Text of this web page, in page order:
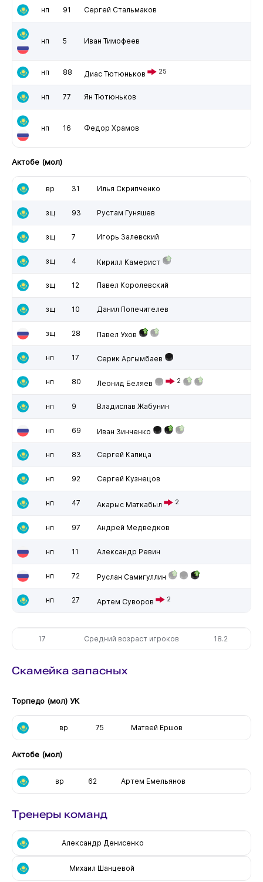
нп 91 Сергей Стальмаков
нп 5 Иван Тимофеев
нп 88 Диас Тютюньков 25
нп 77 Ян Тютюньков
нп 16 Федор Храмов
Актобе (мол)
вр 31 Илья Скрипченко
зщ 93 Рустам Гуняшев
зщ 7 Игорь Залевский
зщ 4 Кирилл Камерист
зщ 12 Павел Королевский
зщ 10 Данил Попечителев
зщ 28 Павел Ухов
нп 17 Серик Аргымбаев
нп 80 Леонид Беляев 2
нп 9 Владислав Жабунин
нп 69 Иван Зинченко
нп 83 Сергей Капица
нп 92 Сергей Кузнецов
нп 47 Акарыс Маткабыл 2
нп 97 Андрей Медведков
нп 11 Александр Ревин
нп 72 Руслан Самигуллин
нп 27 Артем Суворов 2
17 Средний возраст игроков 18.2
Скамейка запасных
Торпедо (мол) УК
вр 75 Матвей Ершов
Актобе (мол)
вр 62 Артем Емельянов
Тренеры команд
Александр Денисенко
Михаил Шанцевой